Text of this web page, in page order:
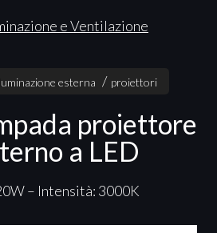
esterna proiettori
proiettore
a LED
– Intensità: 3000K